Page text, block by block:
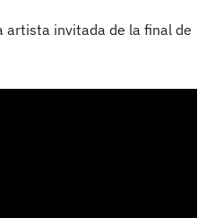
artista invitada de la final de